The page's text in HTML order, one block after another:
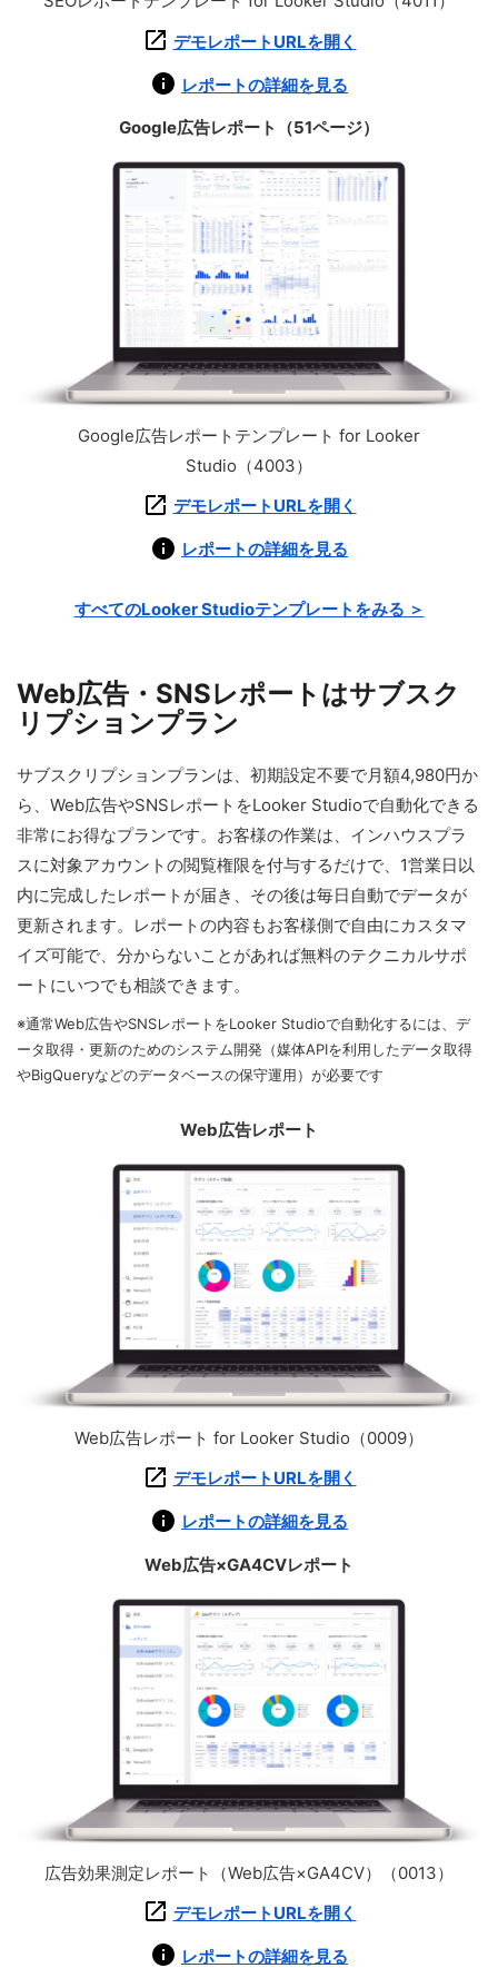
デモレポートURLを開く
レポートの詳細を見る
Google広告レポート（51ページ）
Google広告レポートテンプレート for Looker
Studio（4003）
デモレポートURLを開く
レポートの詳細を見る
すべてのLooker Studioテンプレートをみる ＞
Web広告・SNSレポートはサブスク
リプションプラン
サブスクリプションプランは、初期設定不要で月額4,980円か
ら、Web広告やSNSレポートをLooker Studioで自動化できる
非常にお得なプランです。お客様の作業は、インハウスプラ
スに対象アカウントの閲覧権限を付与するだけで、1営業日以
内に完成したレポートが届き、その後は毎日自動でデータが
更新されます。レポートの内容もお客様側で自由にカスタマ
イズ可能で、分からないことがあれば無料のテクニカルサポ
ートにいつでも相談できます。
※通常Web広告やSNSレポートをLooker Studioで自動化するには、デ
ータ取得・更新のためのシステム開発（媒体APIを利用したデータ取得
やBigQueryなどのデータベースの保守運用）が必要です
Web広告レポート
Web広告レポート for Looker Studio（0009）
デモレポートURLを開く
レポートの詳細を見る
Web広告×GA4CVレポート
広告効果測定レポート（Web広告×GA4CV）（0013）
デモレポートURLを開く
レポートの詳細を見る